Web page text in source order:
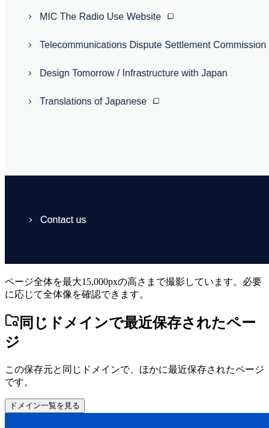
ページ全体を最大15,000pxの高さまで撮影しています。必要
に応じて全体像を確認できます。
同じドメインで最近保存されたペー
ジ
この保存元と同じドメインで、ほかに最近保存されたページ
です。
ドメイン一覧を見る